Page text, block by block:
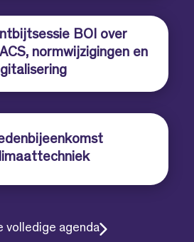
BOI over
normwijzigingen en
volledige agenda